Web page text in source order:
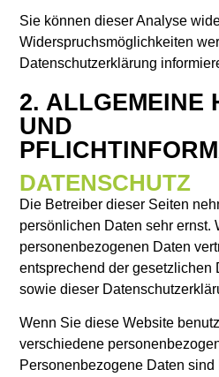
Sie können dieser Analyse
Widerspruchsmöglichkeiten
Datenschutzerklärung
2. ALLGEMEINE
UND
DATENSCHUTZ
Die Betreiber dieser Seiten
persönlichen Daten sehr ernst.
personenbezogenen Daten
entsprechend der gesetzlichen
sowie dieser
Wenn Sie diese Website
verschiedene
Personenbezogene Daten